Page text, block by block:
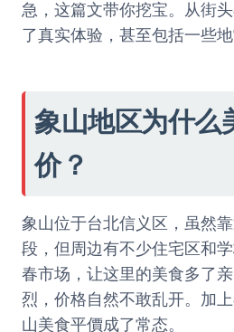
急，这篇文带你挖宝。从街
了真实体验，甚至包括一些地
象山地区为什么
价？
象山位于台北信义区，虽然
段，但周边有不少住宅区和
春市场，让这里的美食多了
烈，价格自然不敢乱开。加
山美食平價成了常态。